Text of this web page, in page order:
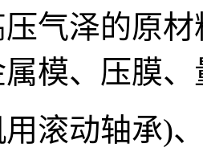
气泽的原
模、压膜
滚动轴承)